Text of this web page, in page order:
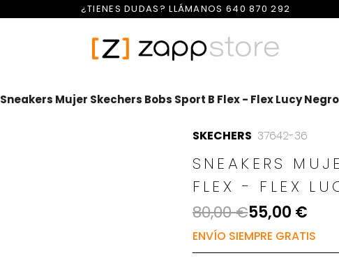
¿TIENES DUDAS? LLÁMANOS 640 870 292
Sneakers Mujer Skechers Bobs Sport B Flex - Flex Lucy
SKECHERS 37642-36
SNEAKERS
FLEX - FLEX
80,00 €55,00 €
ENVÍO SIEMPRE GRATIS